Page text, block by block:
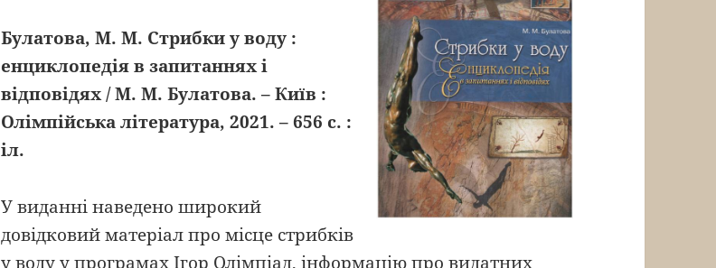
Булатова, М. М. Стрибки у воду :
енциклопедія в запитаннях і
відповідях / М. М. Булатова. – Київ :
Олімпійська література, 2021. – 656 с. :
іл.
У виданні наведено широкий
довідковий матеріал про місце стрибків
у воду у програмах Ігор Олімпіад, інформацію про видатних